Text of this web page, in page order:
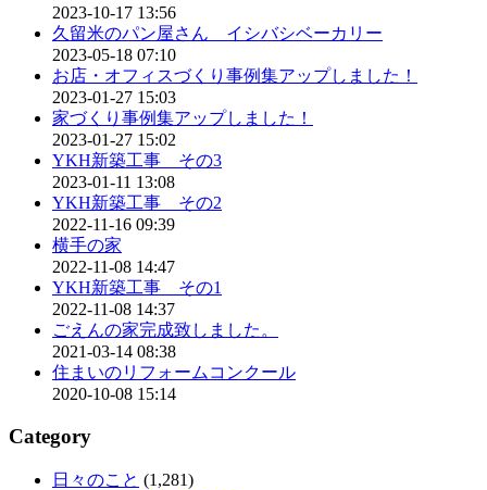
2023-10-17 13:56
久留米のパン屋さん イシバシベーカリー
2023-05-18 07:10
お店・オフィスづくり事例集アップしました！
2023-01-27 15:03
家づくり事例集アップしました！
2023-01-27 15:02
YKH新築工事 その3
2023-01-11 13:08
YKH新築工事 その2
2022-11-16 09:39
横手の家
2022-11-08 14:47
YKH新築工事 その1
2022-11-08 14:37
ごえんの家完成致しました。
2021-03-14 08:38
住まいのリフォームコンクール
2020-10-08 15:14
Category
日々のこと (1,281)